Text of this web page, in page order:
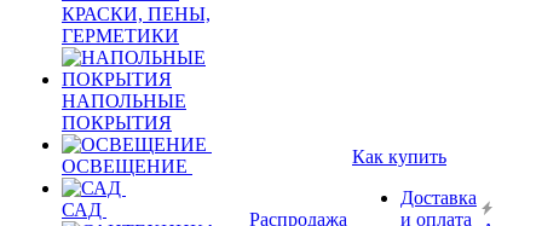
КРАСКИ, ПЕНЫ,
ГЕРМЕТИКИ
НАПОЛЬНЫЕ
ПОКРЫТИЯ
ОСВЕЩЕНИЕ
САД Распродажа
Как купить
Доставка
и оплата